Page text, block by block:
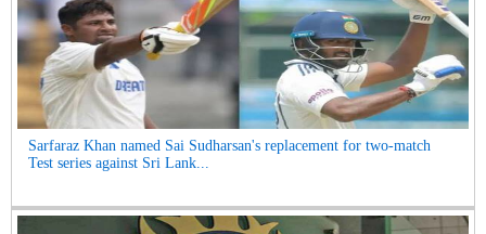
Sarfaraz Khan named Sai Sudharsan's replacement for two-match
Test series against Sri Lank...